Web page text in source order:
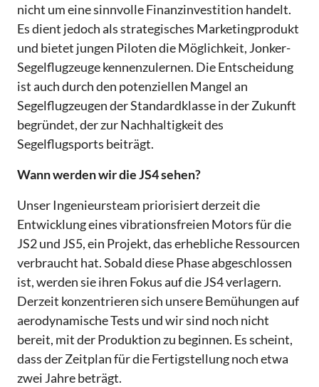
nicht um eine sinnvolle Finanzinvestition handelt.
Es dient jedoch als strategisches Marketingprodukt
und bietet jungen Piloten die Möglichkeit, Jonker-
Segelflugzeuge kennenzulernen. Die Entscheidung
ist auch durch den potenziellen Mangel an
Segelflugzeugen der Standardklasse in der Zukunft
begründet, der zur Nachhaltigkeit des
Segelflugsports beiträgt.
Wann werden wir die JS4 sehen?
Unser Ingenieursteam priorisiert derzeit die
Entwicklung eines vibrationsfreien Motors für die
JS2 und JS5, ein Projekt, das erhebliche Ressourcen
verbraucht hat. Sobald diese Phase abgeschlossen
ist, werden sie ihren Fokus auf die JS4 verlagern.
Derzeit konzentrieren sich unsere Bemühungen auf
aerodynamische Tests und wir sind noch nicht
bereit, mit der Produktion zu beginnen. Es scheint,
dass der Zeitplan für die Fertigstellung noch etwa
zwei Jahre beträgt.